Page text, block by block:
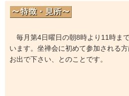
毎月第4日曜日の朝8時より11時ま
います。坐禅会に初めて参加される
お出で下さい、とのことです。